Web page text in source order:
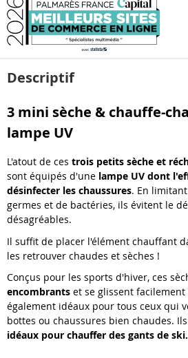
Descriptif
3 mini sèche & chauffe-
lampe UV
L'atout de ces trois petits sèche et
sont équipés d'une lampe UV dont
désinfecter les chaussures. En
germes et de bactéries, ils évitent le
désagréables.
Il suffit de placer l'élément chauffant
les retrouver chaudes et sèches !
Conçus pour les sports d'hiver, ces
encombrants et se glissent
également idéaux pour tous ceux qui
bottes ou chaussures bien chaudes.
idéaux pour chauffer des gants de ski.